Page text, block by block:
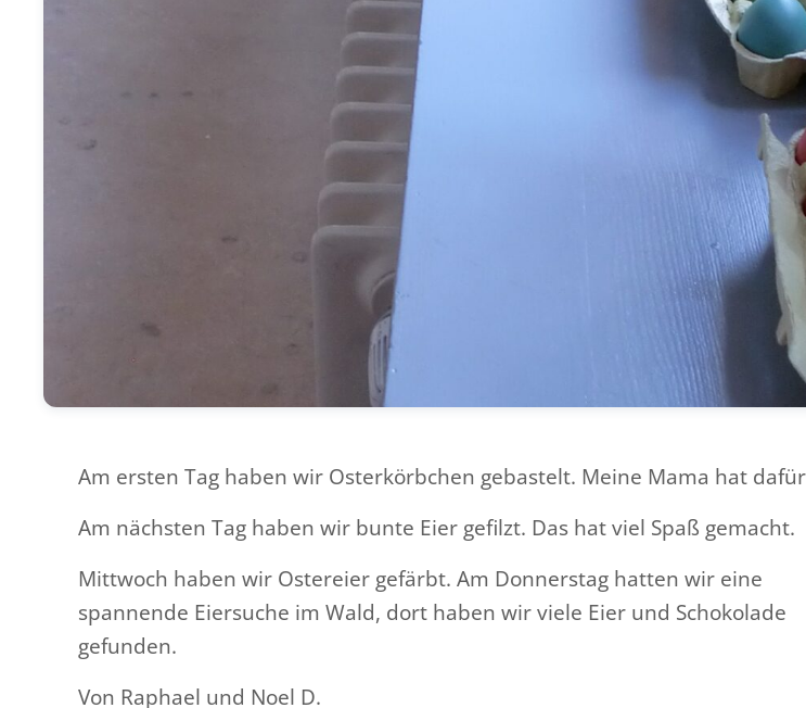
Am ersten Tag haben wir Osterkörbchen gebastelt. Meine Mama hat
Am nächsten Tag haben wir bunte Eier gefilzt. Das hat viel Spaß gemacht.
Mittwoch haben wir Ostereier gefärbt. Am Donnerstag hatten wir eine
spannende Eiersuche im Wald, dort haben wir viele Eier und Schokolade
gefunden.
Von Raphael und Noel D.